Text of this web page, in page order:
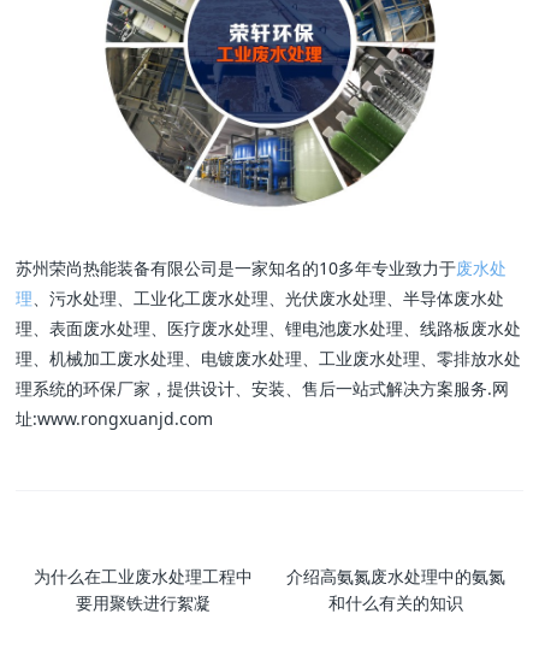
苏州荣尚热能装备有限公司是一家知名的10多年专业致力于废水处
理 、污水处理、工业化工废水处理、光伏废水处理、半导体废水处
理、表面废水处理、医疗废水处理、锂电池废水处理、线路板废水处
理、机械加工废水处理、电镀废水处理、工业废水处理、零排放水处
理系统的环保厂家，提供设计、安装、售后一站式解决方案服务.网
址:www.rongxuanjd.com
为什么在工业废水处理工程中
要用聚铁进行絮凝
介绍高氨氮废水处理中的氨氮
和什么有关的知识